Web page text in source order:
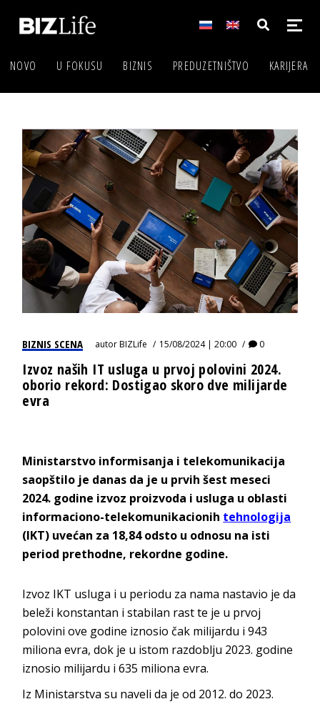
NOVO U FOKUSU BIZNIS PREDUZETNIŠTVO KARIJERA
BIZNIS SCENA autorBIZLife 15/08/2024 | 20:00 0
Izvoz naših IT usluga u prvoj polovini 2024.
oborio rekord: Dostigao skoro dve milijarde
evra
Ministarstvo informisanja i telekomunikacija
saopštilo je danas da je u prvih šest meseci
2024. godine izvoz proizvoda i usluga u oblasti
informaciono-telekomunikacionih tehnologija
(IKT) uvećan za 18,84 odsto u odnosu na isti
period prethodne, rekordne godine.
Izvoz IKT usluga i u periodu za nama nastavio je da
beleži konstantan i stabilan rast te je u prvoj
polovini ove godine iznosio čak milijardu i 943
miliona evra, dok je u istom razdoblju 2023. godine
iznosio milijardu i 635 miliona evra.
Iz Ministarstva su naveli da je od 2012. do 2023.